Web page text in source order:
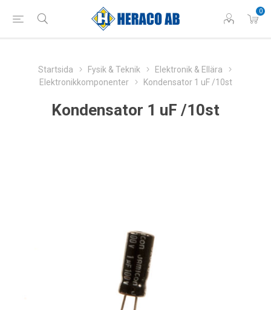
0
Startsida Fysik & Teknik
Elektronik & Ellära
Elektronikkomponenter
Kondensator 1 uF /10st
Kondensator 1 uF /10st